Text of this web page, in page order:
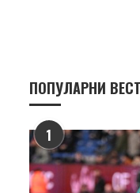
ПОПУЛАРНИ
1